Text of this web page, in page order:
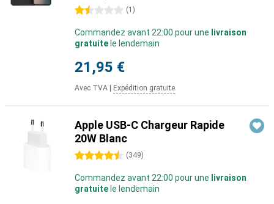
1.5 étoiles (1 )
Commandez avant 22:00 pour une livraison
gratuite le lendemain
21,95 €
Avec TVA Expédition gratuite
Apple USB-C Chargeur Rapide
20W Blanc
4.5 étoiles (349)
Commandez avant 22:00 pour une livraison
gratuite le lendemain